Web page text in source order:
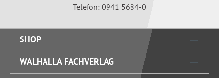
Telefon: 0941 5684-0
SHOP
WALHALLA FACHVERLAG